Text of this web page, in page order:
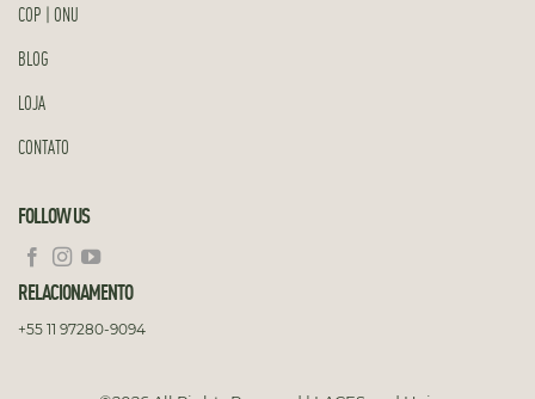
COP | ONU
BLOG
LOJA
CONTATO
FOLLOW US
RELACIONAMENTO
+55 11 97280-9094